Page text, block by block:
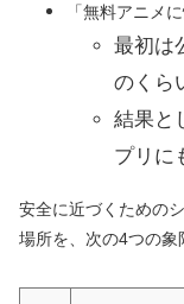
「無料アニメ
最初は
のくら
結果と
プリに
安全に近づくための
場所を、次の4つの象